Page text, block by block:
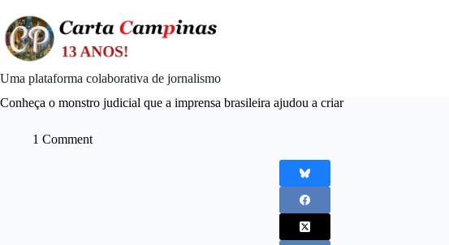
content
Uma plataforma colaborativa de jornalismo
Conheça o monstro judicial que a imprensa brasileira ajudou a criar
1 Comment